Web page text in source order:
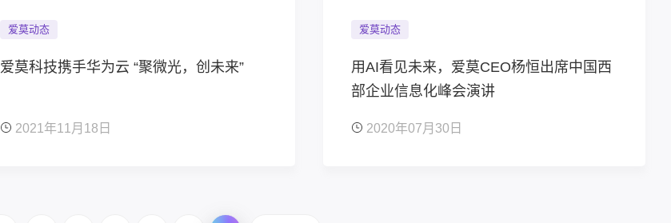
爱莫动态
爱莫科技携手华为云 “聚微光，创未来”
2021年11月18日
爱莫动态
用AI看见未来，爱莫CEO杨恒出席中国西
部企业信息化峰会演讲
2020年07月30日